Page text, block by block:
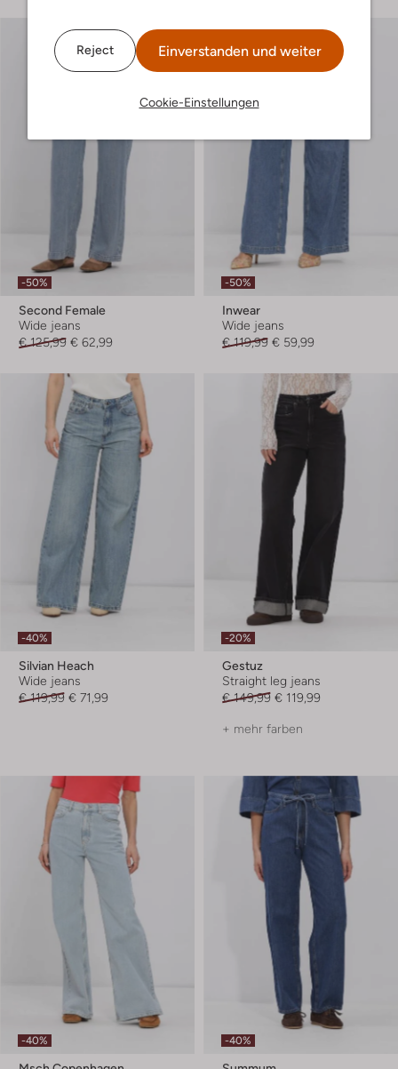
Reject Einverstanden und weiter
Cookie-Einstellungen
-50%
Second Female
Wide jeans
€ 125,99 € 62,99
-50%
Inwear
Wide jeans
€ 119,99 € 59,99
-40%
Silvian Heach
Wide jeans
€ 119,99 € 71,99
-20%
Gestuz
Straight leg jeans
€ 149,99 € 119,99
+ mehr farben
-40% -40%